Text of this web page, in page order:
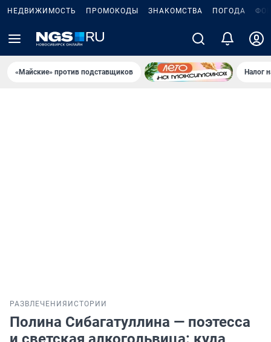
НЕДВИЖИМОСТЬ ПРОМОКОДЫ ЗНАКОМСТВА ПОГОДА
«Майские» против подставщиков Налог
РАЗВЛЕЧЕНИЯ ИСТОРИИ
Полина Сибагатуллина — поэтесса